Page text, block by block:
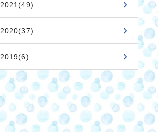
2021(49)
2020(37)
2019(6)